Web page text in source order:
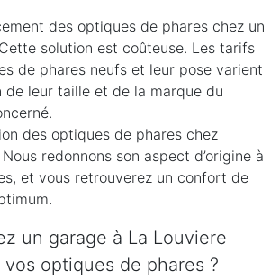
des optiques de phares chez un
solution est coûteuse. Les tarifs
de phares neufs et leur pose varient
de leur taille et de la marque du
des optiques de phares chez
redonnons son aspect d’origine à
et vous retrouverez un confort de
un garage à La Louviere
optiques de phares ?